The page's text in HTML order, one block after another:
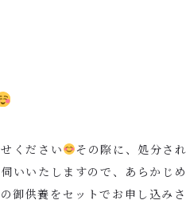
ください
その際に、処分さ
いいたしますので、あらかじ
御供養をセットでお申し込み